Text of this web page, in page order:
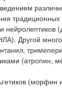
Другой
(атропин,
(морфин